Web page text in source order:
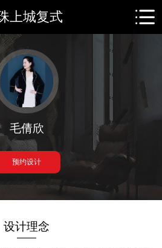
上城复式
毛倩欣
预约设计
设计理念
——